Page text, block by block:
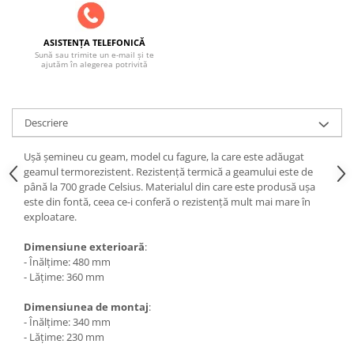
Unelte pentru grădinărit
SOBE ȘI ȘEMINEE
STICLĂ TERMOREZISTENTĂ
DE CURATARE HORN
UZ GOSPODĂRESC
ȘEMINEE ȘI ÎNCĂLZITOARE DE
TERASĂ
ASISTENȚA TELEFONICĂ
Sună sau trimite un e-mail și te
ajutăm în alegerea potrivită
Descriere
Ușă șemineu cu geam, model cu fagure, la care este adăugat
geamul termorezistent. Rezistență termică a geamului este de
până la 700 grade Celsius. Materialul din care este produsă ușa
este din fontă, ceea ce-i conferă o rezistență mult mai mare în
exploatare.
Dimensiune exterioară:
- Înălțime: 480 mm
- Lățime: 360 mm
Dimensiunea de montaj:
- Înălțime: 340 mm
- Lățime: 230 mm